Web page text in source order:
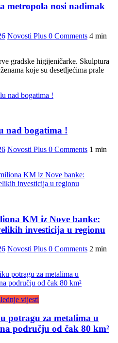
metropola nosi nadimak
Novosti Plus 0 Comments 4 min
gradske higijeničarke. Skulptura
koje su desetljećima prale
nad bogatima !
Novosti Plus 0 Comments 1 min
KM iz Nove banke:
investicija u regionu
Novosti Plus 0 Comments 2 min
vijesti
potragu za metalima u
području od čak 80 km²